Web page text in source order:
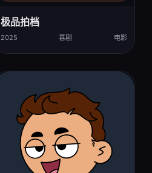
极品拍档
2025 喜剧 电影